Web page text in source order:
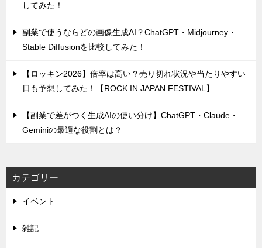
してみた！
副業で使うならどの画像生成AI？ChatGPT・Midjourney・
Stable Diffusionを比較してみた！
【ロッキン2026】倍率は高い？売り切れ状況や当たりやすい
日も予想してみた！【ROCK IN JAPAN FESTIVAL】
【副業で差がつく生成AIの使い分け】ChatGPT・Claude・
Geminiの最適な役割とは？
カテゴリー
イベント
雑記